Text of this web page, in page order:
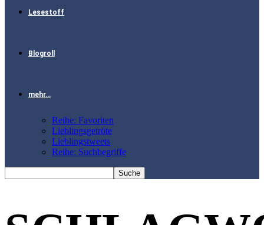
Lesestoff
Blogroll
mehr…
Reihe: Favoriten
Lieblingsgetröte
Lieblingstweets
Reihe: Suchbegriffe